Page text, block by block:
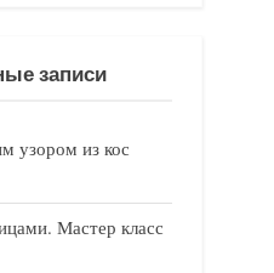
записи
узором из кос
Мастер класс